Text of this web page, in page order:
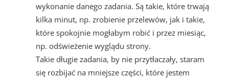
wykonanie danego zadania. Są takie, które trwają
kilka minut, np. zrobienie przelewów, jak i takie,
które spokojnie mogłabym robić i przez miesiąc,
np. odświeżenie wyglądu strony.
Takie długie zadania, by nie przytłaczały, staram
się rozbijać na mniejsze części, które jestem